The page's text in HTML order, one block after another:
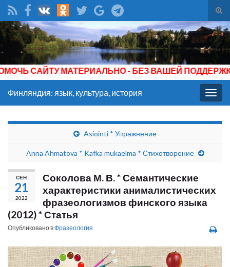
Вкл/
Search for:
МАТЕРИАЛЬНО - БЕЗ ВАШЕЙ ПОДДЕРЖКИ ОН
Вкл/
выкл
Финляндия: язык, культура, история
Asiointi * Упражнение
Anna Ahmatova * Kafka mukaelma * Стихотворение
СЕН
21
2022
Соколова М. В. * Семантические
характеристики анималистических
фразеологизмов финского языка
(2012) * Статья
Опубликовано вФразеология